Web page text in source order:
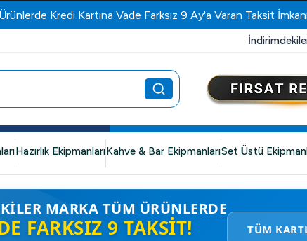
Kredi Kartına Vade Farksız 9 Ay'a Varan Taksit
Hazırlık EkipmanlarıKahve & Bar EkipmanlarıSet Üstü
MARKA TÜM ÜRÜNLERDE
FARKSIZ 9 TAKSIT! TÜM